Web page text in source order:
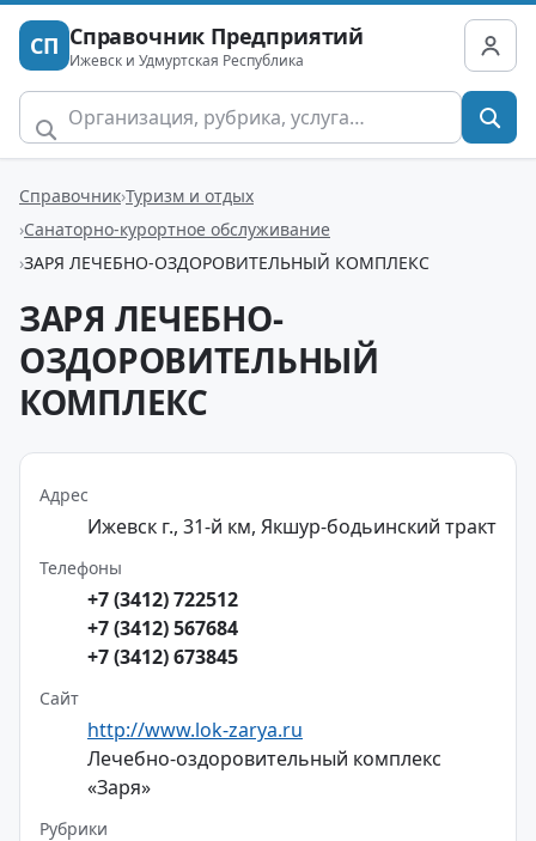
СП Справочник Предприятий
Ижевск и Удмуртская Республика
Справочник Туризм и отдых
Санаторно-курортное обслуживание
ЗАРЯ ЛЕЧЕБНО-ОЗДОРОВИТЕЛЬНЫЙ КОМПЛЕКС
ЗАРЯ ЛЕЧЕБНО-
ОЗДОРОВИТЕЛЬНЫЙ
КОМПЛЕКС
Адрес
Ижевск г., 31-й км, Якшур-бодьинский тракт
Телефоны
+7 (3412) 722512
+7 (3412) 567684
+7 (3412) 673845
Сайт
http://www.lok-zarya.ru
Лечебно-оздоровительный комплекс
«Заря»
Рубрики